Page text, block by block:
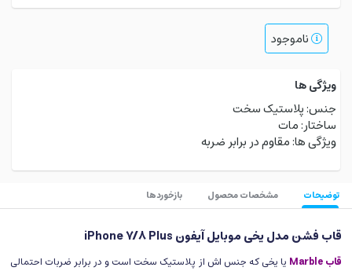
ناموجود
ویژگی ها
جنس: پلاستیک سخت
ساختار: مات
ویژگی ها: مقاوم در برابر ضربه
توضیحات مشخصات محصول بازخوردها
قاب فشن مدل یخی موبایل آیفون iPhone 7/8 Plus
قاب Marble
یا یخی که جنس اش از پلاستیک سخت است و در برابر ضربات احتمالی